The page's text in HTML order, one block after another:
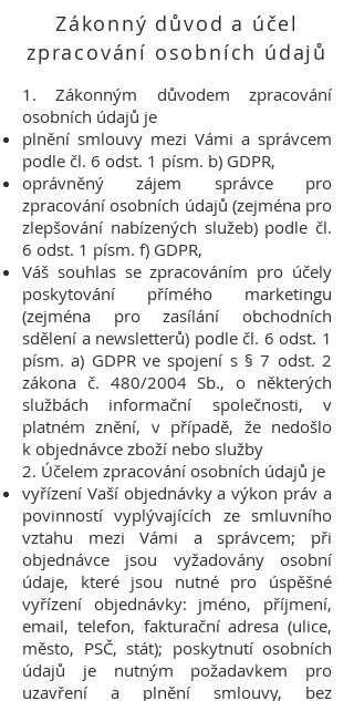
Zákonný důvod a účel
zpracování osobních údajů
1. Zákonným důvodem zpracování
osobních údajů je
plnění smlouvy mezi Vámi a správcem
podle čl. 6 odst. 1 písm. b) GDPR,
oprávněný zájem správce pro
zpracování osobních údajů (zejména pro
zlepšování nabízených služeb) podle čl.
6 odst. 1 písm. f) GDPR,
Váš souhlas se zpracováním pro účely
poskytování přímého marketingu
(zejména pro zasílání obchodních
sdělení a newsletterů) podle čl. 6 odst. 1
písm. a) GDPR ve spojení s § 7 odst. 2
zákona č. 480/2004 Sb., o některých
službách informační společnosti, v
platném znění, v případě, že nedošlo
k objednávce zboží nebo služby
2. Účelem zpracování osobních údajů je
vyřízení Vaší objednávky a výkon práv a
povinností vyplývajících ze smluvního
vztahu mezi Vámi a správcem; při
objednávce jsou vyžadovány osobní
údaje, které jsou nutné pro úspěšné
vyřízení objednávky: jméno, příjmení,
email, telefon, fakturační adresa (ulice,
město, PSČ, stát); poskytnutí osobních
údajů je nutným požadavkem pro
uzavření a plnění smlouvy, bez